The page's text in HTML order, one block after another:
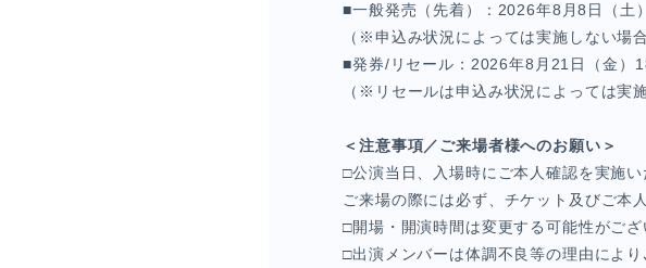
■一般発売（先着）：2026年8月8日（土
（※申込み状況によっては実施しない場
■発券/リセール：2026年8月21日（金）
（※リセールは申込み状況によっては実
＜注意事項／ご来場者様へのお願い＞
□公演当日、入場時にご本人確認を実施い
ご来場の際には必ず、チケット及びご本
□開場・開演時間は変更する可能性がござ
□出演メンバーは体調不良等の理由によ